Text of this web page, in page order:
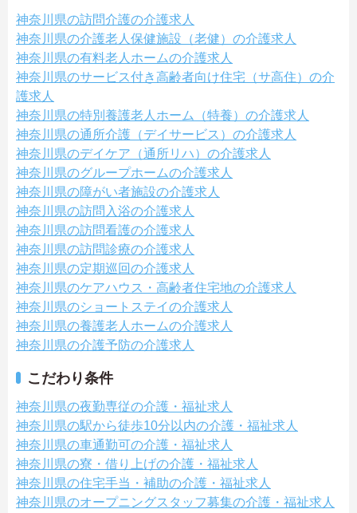
神奈川県の訪問介護の介護求人
神奈川県の介護老人保健施設（老健）の介護求人
神奈川県の有料老人ホームの介護求人
神奈川県のサービス付き高齢者向け住宅（サ高住）の介
護求人
神奈川県の特別養護老人ホーム（特養）の介護求人
神奈川県の通所介護（デイサービス）の介護求人
神奈川県のデイケア（通所リハ）の介護求人
神奈川県のグループホームの介護求人
神奈川県の障がい者施設の介護求人
神奈川県の訪問入浴の介護求人
神奈川県の訪問看護の介護求人
神奈川県の訪問診療の介護求人
神奈川県の定期巡回の介護求人
神奈川県のケアハウス・高齢者住宅地の介護求人
神奈川県のショートステイの介護求人
神奈川県の養護老人ホームの介護求人
神奈川県の介護予防の介護求人
こだわり条件
神奈川県の夜勤専従の介護・福祉求人
神奈川県の駅から徒歩10分以内の介護・福祉求人
神奈川県の車通勤可の介護・福祉求人
神奈川県の寮・借り上げの介護・福祉求人
神奈川県の住宅手当・補助の介護・福祉求人
神奈川県のオープニングスタッフ募集の介護・福祉求人